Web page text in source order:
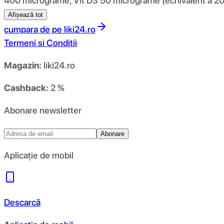
Afișează tot
cumpara de pe liki24.ro
Termeni si Conditii
Magazin: liki24.ro
Cashback: 2 %
Abonare newsletter
Abonare
Aplicație de mobil
Descarcă